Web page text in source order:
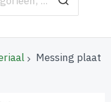
Messing plaat